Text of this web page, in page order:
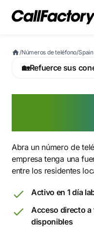
/Números de teléfono/
🏡Refuerce sus
Abra un número de
empresa tenga una
entre los residentes
Activo en 1 día
Acceso directo
disponibles